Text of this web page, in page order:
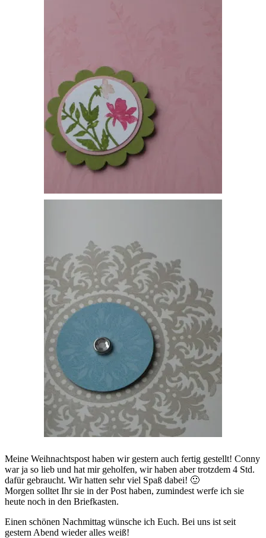
Meine Weihnachtspost haben wir gestern auch fertig gestellt! Conny
war ja so lieb und hat mir geholfen, wir haben aber trotzdem 4 Std.
dafür gebraucht. Wir hatten sehr viel Spaß dabei! 🙂
Morgen solltet Ihr sie in der Post haben, zumindest werfe ich sie
heute noch in den Briefkasten.
Einen schönen Nachmittag wünsche ich Euch. Bei uns ist seit
gestern Abend wieder alles weiß!